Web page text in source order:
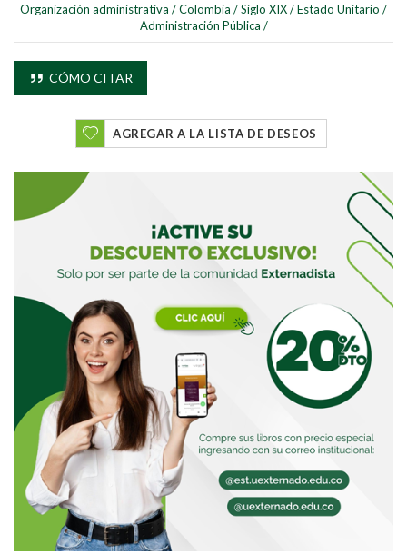
Organización administrativa /Colombia /Siglo XIX/Estado Unitario /
Administración Pública /
CÓMO CITAR
AGREGAR A LA LISTA DE DESEOS